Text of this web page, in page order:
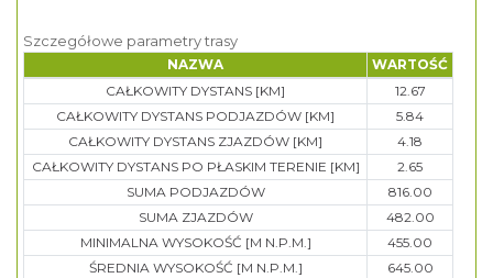
Szczegółowe parametry trasy
NAZWA
WARTOŚĆ
CAŁKOWITY DYSTANS [KM]
12.67
CAŁKOWITY DYSTANS PODJAZDÓW [KM]
5.84
CAŁKOWITY DYSTANS ZJAZDÓW [KM]
4.18
CAŁKOWITY DYSTANS PO PŁASKIM TERENIE [KM]
2.65
SUMA PODJAZDÓW
816.00
SUMA ZJAZDÓW
482.00
MINIMALNA WYSOKOŚĆ [M N.P.M.]
455.00
ŚREDNIA WYSOKOŚĆ [M N.P.M.]
645.00